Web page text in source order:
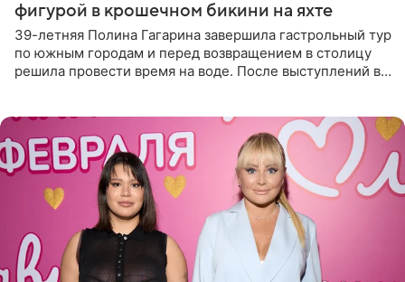
фигурой в крошечном бикини на яхте
39-летняя Полина Гагарина завершила гастрольный тур
по южным городам и перед возвращением в столицу
решила провести время на воде. После выступлений в